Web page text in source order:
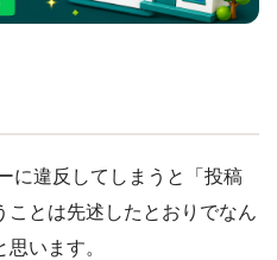
に違反してしまうと「投稿
とは先述したとおりでなん
います。